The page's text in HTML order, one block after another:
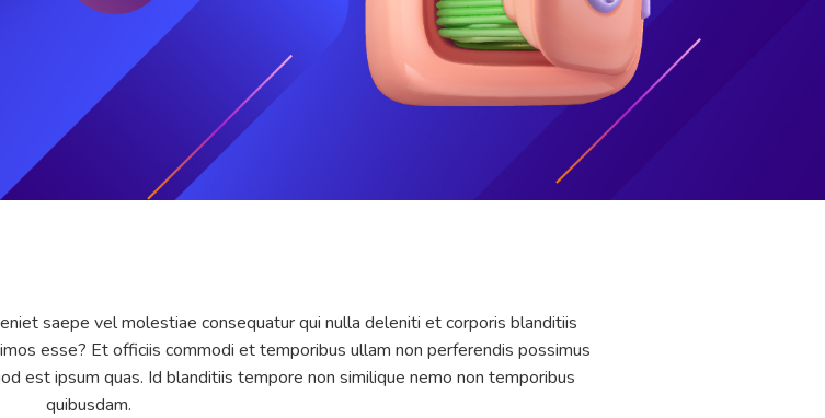
saepe vel molestiae consequatur qui nulla deleniti et corporis blanditiis
esse? Et officiis commodi et temporibus ullam non perferendis possimus
est ipsum quas. Id blanditiis tempore non similique nemo non temporibus
quibusdam.